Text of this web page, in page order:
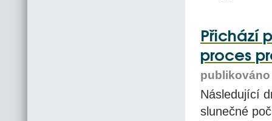
Přichází
proces
publikováno
Následující
slunečné